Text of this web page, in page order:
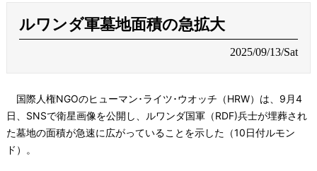
ルワンダ軍墓地面積の急拡大
2025/09/13/Sat
国際人権NGOのヒューマン･ライツ･ウオッチ（HRW）は、9月4
日、SNSで衛星画像を公開し、ルワンダ国軍（RDF)兵士が埋葬され
た墓地の面積が急速に広がっていることを示した（10日付ルモン
ド）。